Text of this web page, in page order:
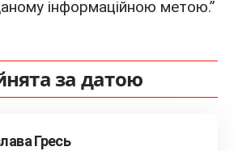
інформаційною метою.”
за датою
Гресь